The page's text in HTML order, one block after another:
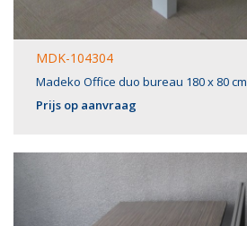
MDK-104304
Madeko Office duo bureau 180 x 80 cm
Prijs op aanvraag